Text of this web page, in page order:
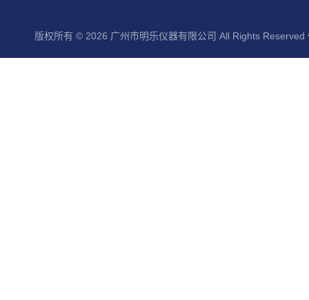
版权所有 © 2026 广州市明乐仪器有限公司 All Rights Reserved